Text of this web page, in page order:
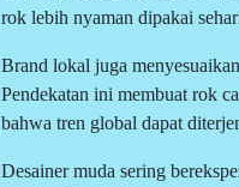
rok lebih nyaman dipakai
Brand lokal juga
Pendekatan ini membuat rok
bahwa tren global dapat
Desainer muda sering